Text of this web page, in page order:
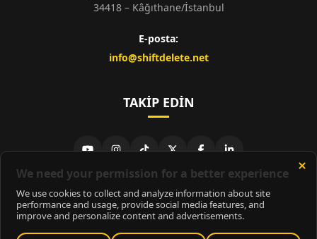
34418 – Kâğıthane/İstanbul
E-posta:
info@shiftdelete.net
TAKIP EDIN
© 2026ShiftDelete.Net- Tüm hakları saklıdır.